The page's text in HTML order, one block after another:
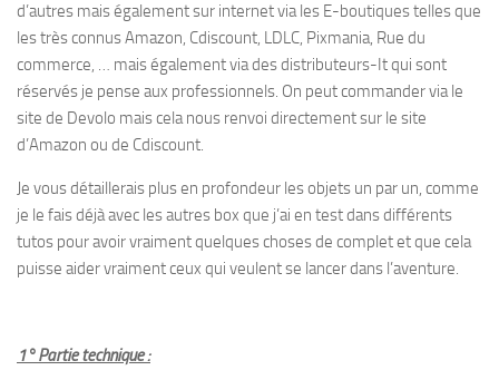
d’autres mais également sur internet via les E-boutiques telles que
les très connus Amazon, Cdiscount, LDLC, Pixmania, Rue du
commerce, … mais également via des distributeurs-It qui sont
réservés je pense aux professionnels. On peut commander via le
site de Devolo mais cela nous renvoi directement sur le site
d’Amazon ou de Cdiscount.
Je vous détaillerais plus en profondeur les objets un par un, comme
je le fais déjà avec les autres box que j’ai en test dans différents
tutos pour avoir vraiment quelques choses de complet et que cela
puisse aider vraiment ceux qui veulent se lancer dans l’aventure.
1° Partie technique :